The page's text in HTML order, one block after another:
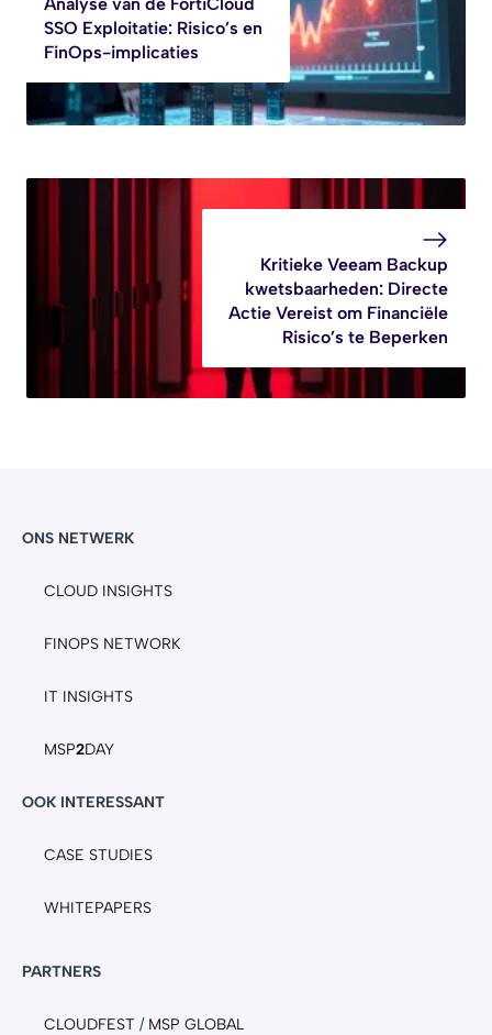
SSO Exploitatie: Risico’s en
FinOps-implicaties
Kritieke Veeam Backup
kwetsbaarheden: Directe
Actie Vereist om Financiële
Risico’s te Beperken
ONS NETWERK
CLOUD INSIGHTS
FINOPS NETWORK
IT INSIGHTS
MSP2DAY
OOK INTERESSANT
CASE STUDIES
WHITEPAPERS
PARTNERS
CLOUDFEST / MSP GLOBAL